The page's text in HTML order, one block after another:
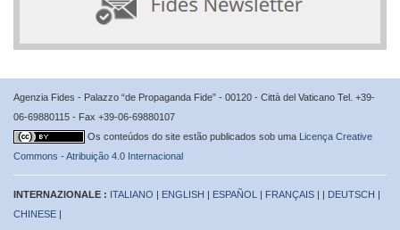
Agenzia Fides - Palazzo “de Propaganda Fide” - 00120 - Città del Vaticano Tel. +39-
06-69880115 - Fax +39-06-69880107
Os conteúdos do site estão publicados sob uma Licença Creative
Commons - Atribuição 4.0 Internacional
INTERNAZIONALE : ITALIANO | ENGLISH | ESPAÑOL | FRANÇAIS | | DEUTSCH |
CHINESE |